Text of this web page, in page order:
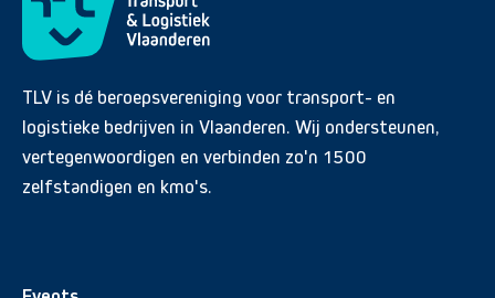
TLV is dé beroepsvereniging voor transport- en
logistieke bedrijven in Vlaanderen. Wij ondersteunen,
vertegenwoordigen en verbinden zo'n 1500
zelfstandigen en kmo's.